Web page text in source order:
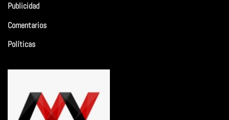
Publicidad
Comentarios
Políticas